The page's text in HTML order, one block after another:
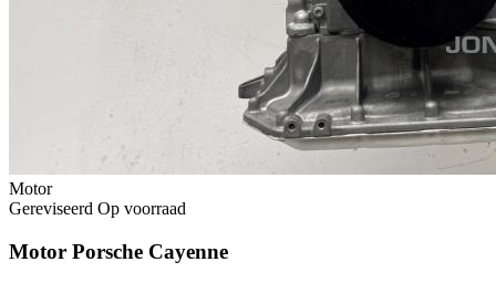
Motor
Gereviseerd Op voorraad
Motor Porsche Cayenne